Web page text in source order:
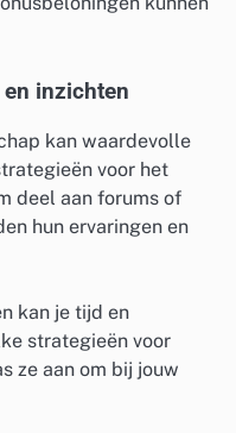
inzichten
kan waardevolle
voor het
deel aan forums of
hun ervaringen en
kan je tijd en
strategieën voor
ze aan om bij jouw